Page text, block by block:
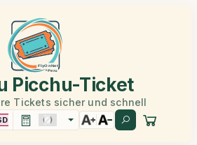
Picchu-Ticket
Tickets sicher und schnell